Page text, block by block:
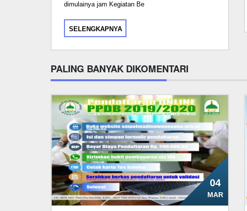
dimulainya jam Kegiatan Be
SELENGKAPNYA
PALING BANYAK DIKOMENTARI
04
MAR